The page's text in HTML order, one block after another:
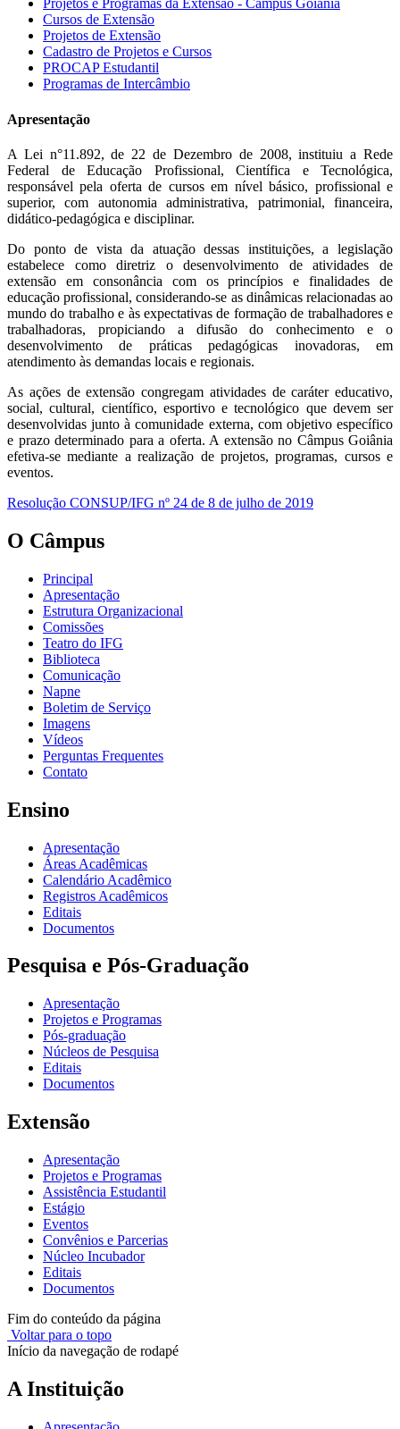
Projetos e Programas da Extensão - Câmpus Goiânia
Cursos de Extensão
Projetos de Extensão
Cadastro de Projetos e Cursos
PROCAP Estudantil
Programas de Intercâmbio
Apresentação
A Lei n°11.892, de 22 de Dezembro de 2008, instituiu a Rede
Federal de Educação Profissional, Científica e Tecnológica,
responsável pela oferta de cursos em nível básico, profissional e
superior, com autonomia administrativa, patrimonial, financeira,
didático-pedagógica e disciplinar.
Do ponto de vista da atuação dessas instituições, a legislação
estabelece como diretriz o desenvolvimento de atividades de
extensão em consonância com os princípios e finalidades de
educação profissional, considerando-se as dinâmicas relacionadas ao
mundo do trabalho e às expectativas de formação de trabalhadores e
trabalhadoras, propiciando a difusão do conhecimento e o
desenvolvimento de práticas pedagógicas inovadoras, em
atendimento às demandas locais e regionais.
As ações de extensão congregam atividades de caráter educativo,
social, cultural, científico, esportivo e tecnológico que devem ser
desenvolvidas junto à comunidade externa, com objetivo específico
e prazo determinado para a oferta. A extensão no Câmpus Goiânia
efetiva-se mediante a realização de projetos, programas, cursos e
eventos.
Resolução CONSUP/IFG nº 24 de 8 de julho de 2019
O Câmpus
Principal
Apresentação
Estrutura Organizacional
Comissões
Teatro do IFG
Biblioteca
Comunicação
Napne
Boletim de Serviço
Imagens
Vídeos
Perguntas Frequentes
Contato
Ensino
Apresentação
Áreas Acadêmicas
Calendário Acadêmico
Registros Acadêmicos
Editais
Documentos
Pesquisa e Pós-Graduação
Apresentação
Projetos e Programas
Pós-graduação
Núcleos de Pesquisa
Editais
Documentos
Extensão
Apresentação
Projetos e Programas
Assistência Estudantil
Estágio
Eventos
Convênios e Parcerias
Núcleo Incubador
Editais
Documentos
Fim do conteúdo da página
Voltar para o topo
Início da navegação de rodapé
A Instituição